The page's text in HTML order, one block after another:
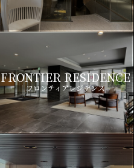
FRONTIER RESIDENCE
フロンティアレジデンス